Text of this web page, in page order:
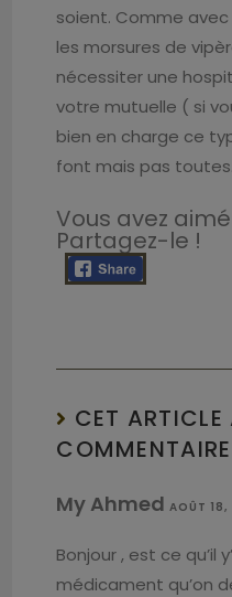
soient. Comme
les morsures de
nécessiter une
votre mutuelle ( si
bien en charge ce
font mais pas toutes.
Vous avez
Partagez-le !
CET ARTICLE
My AhmedAOÛT 18,
Bonjour , est ce qu’il
médicament qu’on